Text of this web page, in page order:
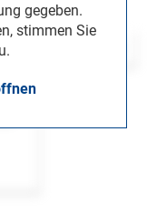
gegeben.
stimmen Sie